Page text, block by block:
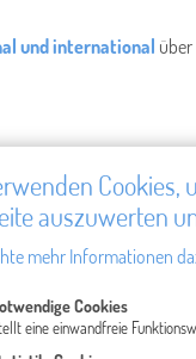
und international
Cookies,
auszuwerten
mehr Informationen
Cookies
eine einwandfreie